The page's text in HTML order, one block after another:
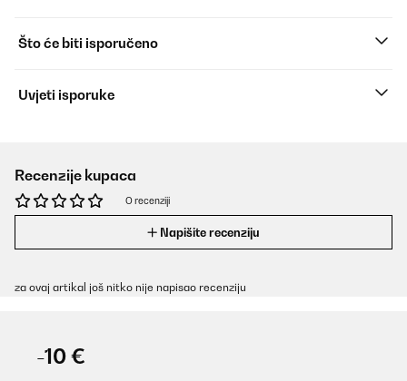
Što će biti isporučeno
Uvjeti isporuke
Recenzije kupaca
O recenziji
Napišite recenziju
za ovaj artikal još nitko nije napisao recenziju
-10 €